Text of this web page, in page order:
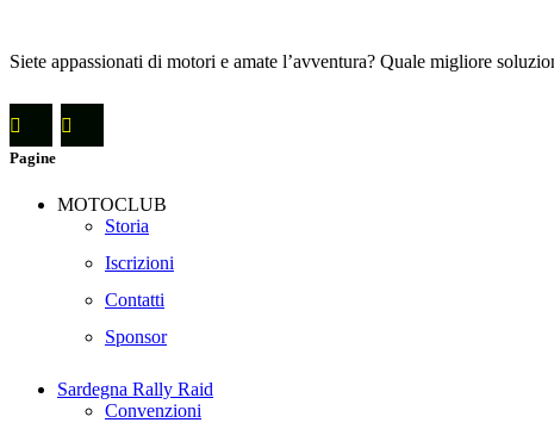
Siete appassionati di motori e amate l’avventura? Quale migliore
Pagine
MOTOCLUB
Storia
Iscrizioni
Contatti
Sponsor
Sardegna Rally Raid
Convenzioni